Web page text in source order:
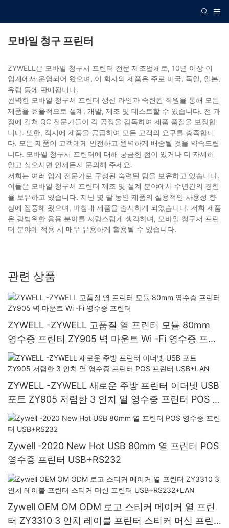
모바일 청구 프린터
ZYWELL은 모바일 청구서 프린터 전문 제조업체로, 10년 이상 이
업계에서 운영되어 왔으며, 이 회사의 제품은 주로 미국, 독일, 일본,
유럽 등에 판매됩니다.
완벽한 모바일 청구서 프린터 생산 라인과 숙련된 직원을 통해 모든
제품을 효율적으로 설계, 개발, 제조 및 테스트할 수 있습니다. 전 과
정에 걸쳐 QC 전문가들이 각 공정을 감독하여 제품 품질을 보장합
니다. 또한, 적시에 제품을 공급하여 모든 고객의 요구를 충족합니
다. 모든 제품이 고객에게 안전하고 완벽하게 배송될 것을 약속드립
니다. 모바일 청구서 프린터에 대해 궁금한 점이 있거나 더 자세히
알고 싶으시면 언제든지 문의해 주세요.
저희는 여러 업계 전문가로 구성된 숙련된 팀을 보유하고 있습니다.
이들은 모바일 청구서 프린터 제조 및 설계 분야에서 수년간의 경험
을 보유하고 있습니다. 지난 몇 달 동안 제품의 실용적인 사용성 향
상에 집중해 왔으며, 마침내 제품을 출시하게 되었습니다. 저희 제품
은 광범위한 응용 분야를 자랑스럽게 생각하며, 모바일 청구서 프린
터 분야에 적용 시 매우 유용하게 활용될 수 있습니다.
관련 상품
ZYWELL -ZYWELL 고품질 열 프린터 모듈 80mm
영수증 프린터 ZY905 벽 마운트 Wi -Fi 영수증 프린
터
ZYWELL -ZYWELL 새로운 주방 프린터 이더넷 USB
포트 ZY905 저렴한 3 인치 열 영수증 프린터 POS 프
린터 USB+LAN
Zywell -2020 New Hot USB 80mm 열 프린터 POS
영수증 프린터 USB+RS232
Zywell OEM OM ODM 로고 스티커 메이커 열 프린
터 ZY3310 3 인치 레이블 프린터 스티커 머신 프린